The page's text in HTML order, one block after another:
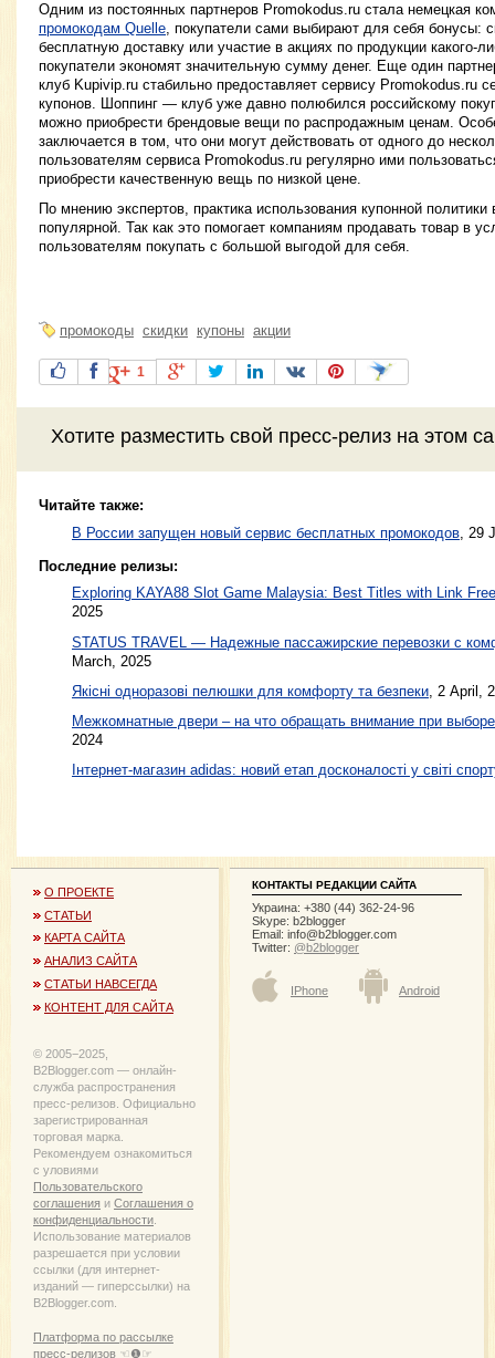
Одним из постоянных партнеров Promokodus.ru стала немецкая
промокодам Quelle, покупатели сами выбирают для себя бонусы:
бесплатную доставку или участие в акциях по продукции какого-
покупатели экономят значительную сумму денег. Еще один
клуб Kupivip.ru стабильно предоставляет сервису Promokodus.ru
купонов. Шоппинг — клуб уже давно полюбился российскому
можно приобрести брендовые вещи по распродажным ценам.
заключается в том, что они могут действовать от одного до
пользователям сервиса Promokodus.ru регулярно ими
приобрести качественную вещь по низкой цене.
По мнению экспертов, практика использования купонной политики
популярной. Так как это помогает компаниям продавать товар в
пользователям покупать с большой выгодой для себя.
промокоды скидки купоны акции
1
Хотите разместить свой пресс-релиз на этом
Читайте также:
В России запущен новый сервис бесплатных промокодов, 29
Последние релизы:
Exploring KAYA88 Slot Game Malaysia: Best Titles with Link
2025
STATUS TRAVEL — Надежные пассажирские перевозки с
March, 2025
Якісні одноразові пелюшки для комфорту та безпеки , 2 April,
Межкомнатные двери – на что обращать внимание при
2024
Інтернет-магазин adidas: новий етап досконалості у світі
О ПРОЕКТЕ
СТАТЬИ
КАРТА САЙТА
АНАЛИЗ САЙТА
СТАТЬИ НАВСЕГДА
КОНТЕНТ ДЛЯ САЙТА
© 2005−2025,
B2Blogger.com — онлайн-
служба распространения
пресс-релизов. Официально
зарегистрированная
торговая марка.
Рекомендуем ознакомиться
с уловиями
Пользовательского
соглашения и Соглашения о
конфиденциальности
Использование материалов
разрешается при условии
ссылки (для интернет-
изданий — гиперссылки) на
B2Blogger.com.
Платформа по рассылке
пресс-релизов ☜❶☞
КОНТАКТЫ РЕДАКЦИИ САЙТА
Украина: +380 (44) 362-24-96
Skype: b2blogger
Email: info@b2blogger.com
Twitter: @b2blogger
IPhone Android